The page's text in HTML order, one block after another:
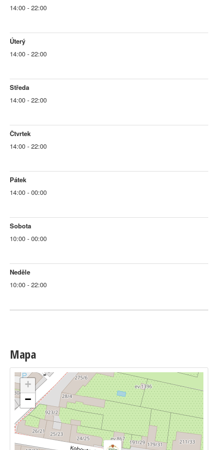
14:00 - 22:00
Úterý
14:00 - 22:00
Středa
14:00 - 22:00
Čtvrtek
14:00 - 22:00
Pátek
14:00 - 00:00
Sobota
10:00 - 00:00
Neděle
10:00 - 22:00
Mapa
+
−